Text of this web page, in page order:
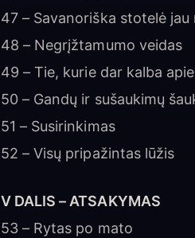
47 – Savanoriška stotelė
48 – Negrįžtamumo veidas
49 – Tie, kurie dar kalba
50 – Gandų ir sušaukimų
51 – Susirinkimas
52 – Visų pripažintas lūžis
V DALIS – ATSAKYMAS
53 – Rytas po mato